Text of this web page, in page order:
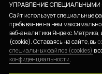
УПРАВЛЕНИЕ СПЕЦИАЛЬНЫМИ
Сайт использует специальные
пребывание на нем
веб-аналитики
(cookie). Оставаясь на сайте, вы
специальных файлов (cookies) в
конфиденциальности.
ИП СКАЛЮК ВЛАДИСЛАВ
ИНН 780255933123 ОГРНИП